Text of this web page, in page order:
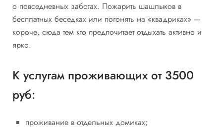
о повседневных заботах. Пожарить шашлыков в
бесплатных беседках или погонять на «квадриках» —
короче, сюда тем кто предпочитает отдыхать активно и
ярко.
К услугам проживающих от 3500
руб:
проживание в отдельных домиках;